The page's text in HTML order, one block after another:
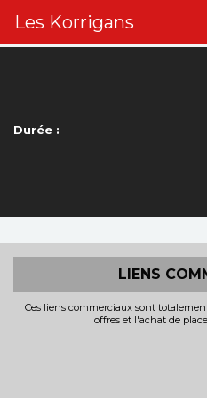
Les Korrigans
Durée :
LIENS
Ces liens commerciaux sont
offres et l'achat de